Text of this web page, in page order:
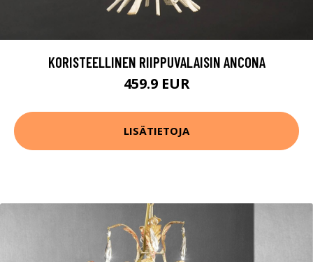
KORISTEELLINEN RIIPPUVALAISIN ANCONA
459.9 EUR
LISÄTIETOJA